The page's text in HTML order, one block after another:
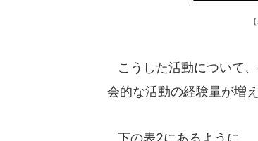
こうした活動について
会的な活動の経験量が増
下の表2にあるように、